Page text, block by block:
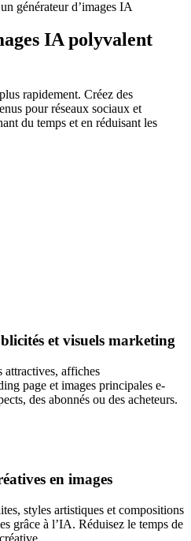
IA polyvalent
rapidement. Créez des
pour réseaux sociaux et
du temps et en réduisant les
et visuels marketing
attractives, affiches
page et images principales e-
des abonnés ou des acheteurs.
en images
styles artistiques et compositions
grâce à l’IA. Réduisez le temps de